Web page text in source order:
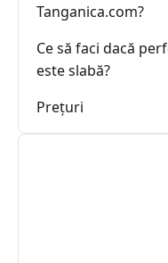
Tanganica.com?
Ce să faci dacă
este slabă?
Prețuri